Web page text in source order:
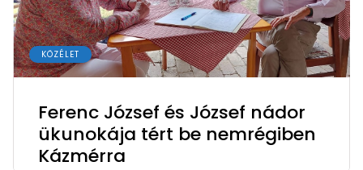
KÖZÉLET
Ferenc József és József nádor
ükunokája tért be nemrégiben
Kázmérra